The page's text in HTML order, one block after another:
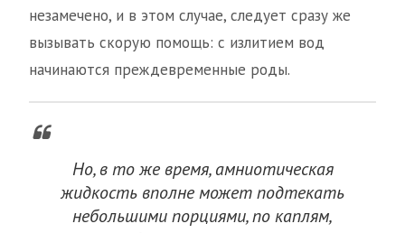
незамечено, и в этом случае, следует сразу же
вызывать скорую помощь: с излитием вод
начинаются преждевременные роды.
Но, в то же время, амниотическая
жидкость вполне может подтекать
небольшими порциями, по каплям,